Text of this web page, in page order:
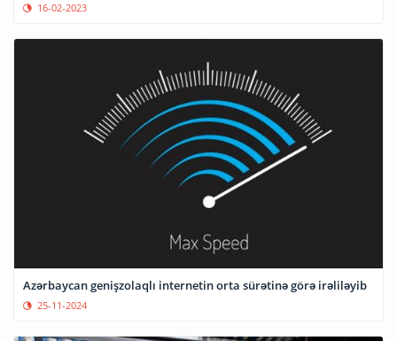
16-02-2023
Azərbaycan genişzolaqlı internetin orta sürətinə görə irəliləyib
25-11-2024